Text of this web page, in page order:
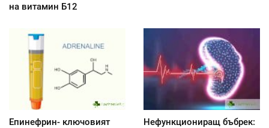
на витамин Б12
Епинефрин- ключовият
Нефункциониращ бъбрек: